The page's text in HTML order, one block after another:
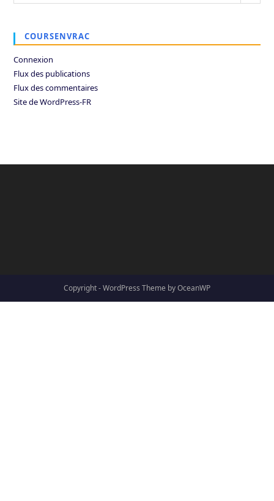
COURSENVRAC
Connexion
Flux des publications
Flux des commentaires
Site de WordPress-FR
Copyright - WordPress Theme by OceanWP